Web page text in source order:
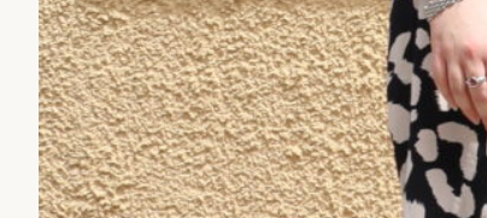
Foto:
Allgemein